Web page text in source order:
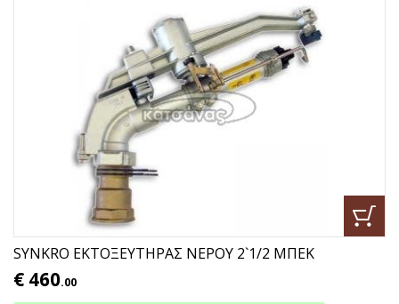
SYNKRO ΕΚΤΟΞΕΥΤΗΡΑΣ ΝΕΡΟΥ 2`1/2 ΜΠΕΚ
€ 460.00